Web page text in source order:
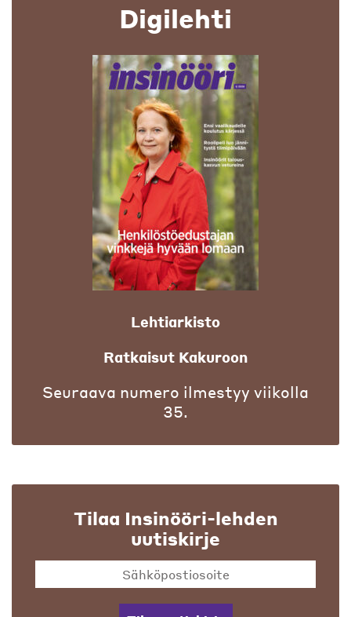
Digilehti
Lehtiarkisto
Ratkaisut Kakuroon
Seuraava numero ilmestyy viikolla
35.
Tilaa Insinööri-lehden
uutiskirje